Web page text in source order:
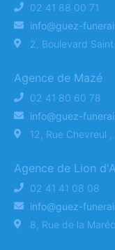
02 41 88 00 71
info@guez-
2, Boulevard
Agence de Mazé
02 41 80 60 78
info@guez-
12, Rue Chevreul
Agence de Lion
02 41 41 08 08
info@guez-
8, Rue de la